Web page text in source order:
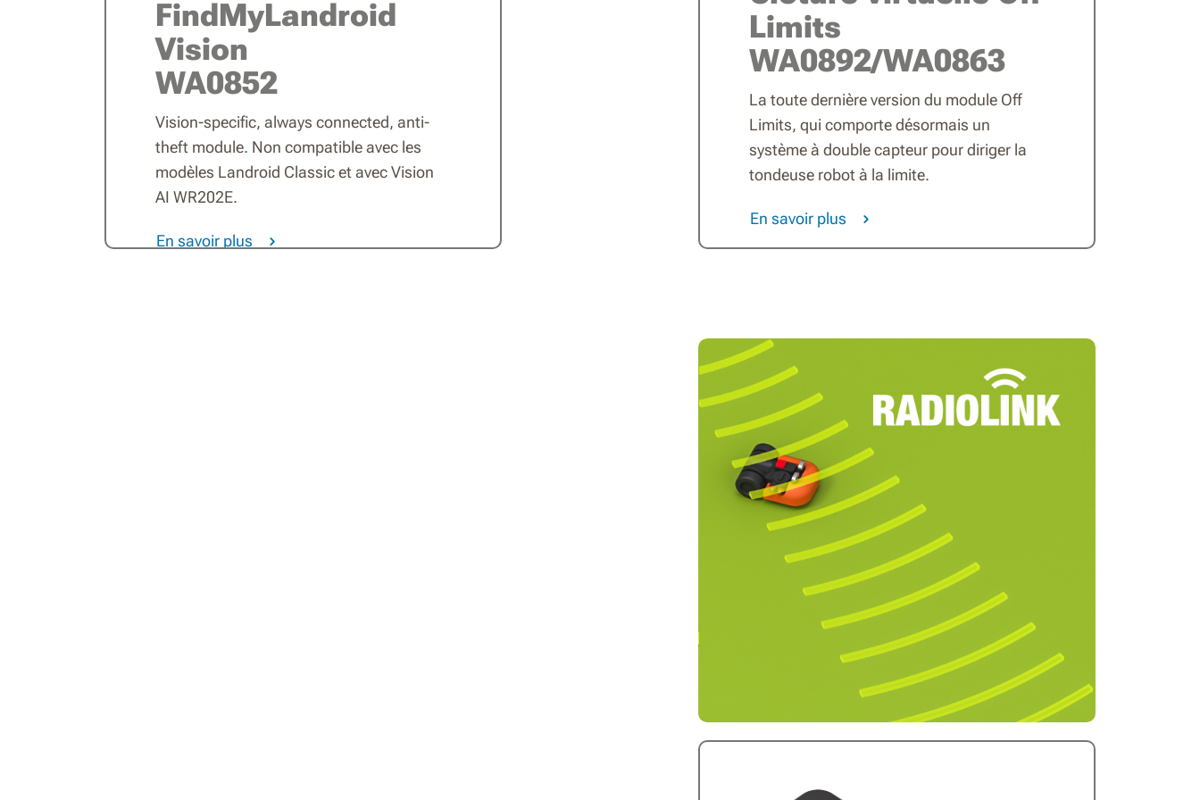
FindMyLandroid
Vision
WA0852
Vision-specific, always connected, anti-
theft module. Non compatible avec les
modèles Landroid Classic et avec Vision
AI WR202E.
En savoir plus
Limits
WA0892/WA0863
La toute dernière version du module Off
Limits, qui comporte désormais un
système à double capteur pour diriger la
tondeuse robot à la limite.
En savoir plus